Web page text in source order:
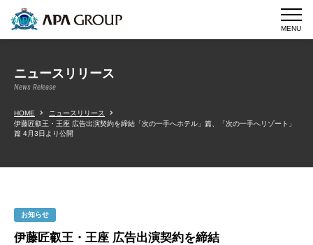
MENU
ニュースリリース
News Release
HOME
ニュースリリース
伊藤匠叡王・王座 広告出演契約を締結「次の一手へホテル」篇、「次の一手へリゾート」
篇 4月3日より公開
お知らせ
伊藤匠叡王・王座 広告出演契約を締結